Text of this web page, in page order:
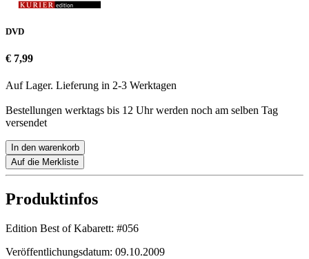
DVD
€ 7,99
Auf Lager. Lieferung in 2-3 Werktagen
Bestellungen werktags bis 12 Uhr werden noch am selben Tag
versendet
In den warenkorb
Auf die Merkliste
Produktinfos
Edition Best of Kabarett: #056
Veröffentlichungsdatum: 09.10.2009